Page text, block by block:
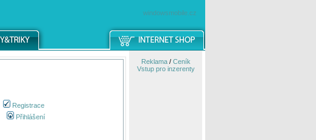
windowsmobile.cz
Registrace
Přihlášení
Reklama/ Ceník
Vstup pro inzerenty